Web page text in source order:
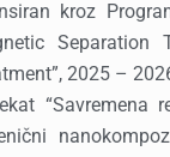
kroz
Separation
2025 –
“Savremena